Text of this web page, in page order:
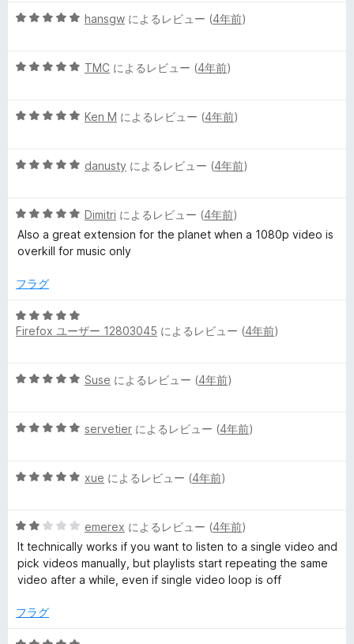
5
価
5
中
評
hansgw によるレビュー (4年前)
5
中
評
TMC によるレビュー (4年前)
5
中
評
価
Ken M によるレビュー (4年前)
5
中
5
の
価
danusty によるレビュー (4年前)
5
段
階
5
評
価
Dimitri によるレビュー (4年前)
Also a great extension for the planet when a 1080p video is
overkill for music only
フラグ
5
段
5
価
Firefox ユーザー 12803045 によるレビュー (4年前)
5
中
評
Suse によるレビュー (4年前)
5
中
評
価
servetier によるレビュー (4年前)
5
中
5
の
評
xue によるレビュー (4年前)
5
段
階
中
の
emerex によるレビュー (4年前)
It technically works if you want to listen to a single video and
pick videos manually, but playlists start repeating the same
video after a while, even if single video loop is off
フラグ